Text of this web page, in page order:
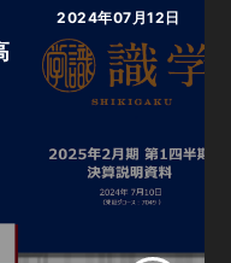
2024年07月12日